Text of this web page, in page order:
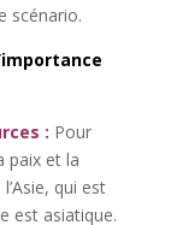
scénario.
: Pour
paix et la
qui est
est asiatique.